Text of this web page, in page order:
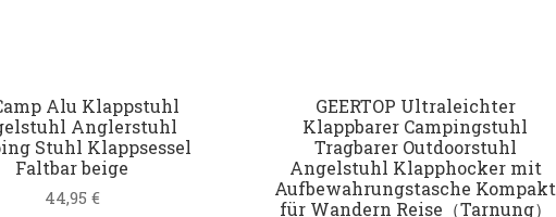
Alu Klappstuhl
Anglerstuhl
Stuhl Klappsessel
Faltbar beige
44,95 €
GEERTOP Ultraleichter
Klappbarer Campingstuhl
Tragbarer Outdoorstuhl
Angelstuhl Klapphocker mit
Aufbewahrungstasche Kompakt
für Wandern Reise（Tarnung）